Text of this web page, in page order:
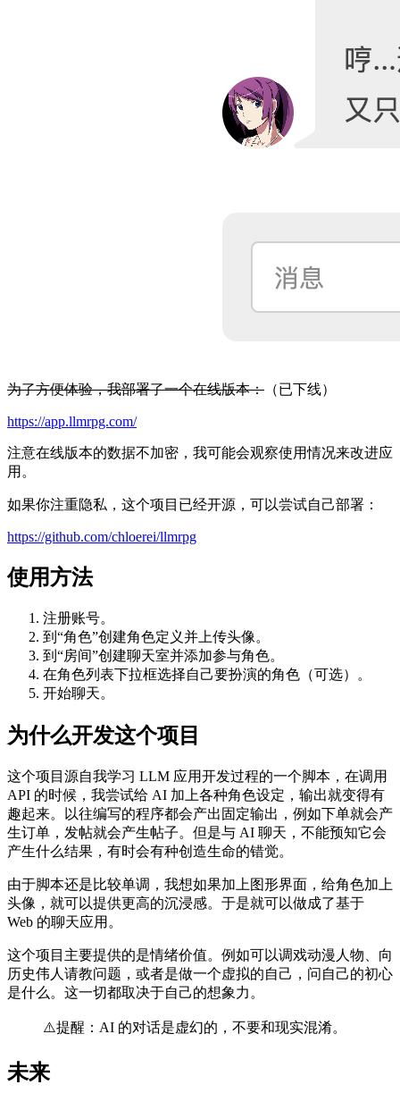
为了方便体验，我部署了一个在线版本： （已下线）
https://app.llmrpg.com/
注意在线版本的数据不加密，我可能会观察使用情况来改进应
用。
如果你注重隐私，这个项目已经开源，可以尝试自己部署：
https://github.com/chloerei/llmrpg
使用方法
注册账号。
到“角色”创建角色定义并上传头像。
到“房间”创建聊天室并添加参与角色。
在角色列表下拉框选择自己要扮演的角色（可选）。
开始聊天。
为什么开发这个项目
这个项目源自我学习 LLM 应用开发过程的一个脚本，在调用
API 的时候，我尝试给 AI 加上各种角色设定，输出就变得有
趣起来。以往编写的程序都会产出固定输出，例如下单就会产
生订单，发帖就会产生帖子。但是与 AI 聊天，不能预知它会
产生什么结果，有时会有种创造生命的错觉。
由于脚本还是比较单调，我想如果加上图形界面，给角色加上
头像，就可以提供更高的沉浸感。于是就可以做成了基于
Web 的聊天应用。
这个项目主要提供的是情绪价值。例如可以调戏动漫人物、向
历史伟人请教问题，或者是做一个虚拟的自己，问自己的初心
是什么。这一切都取决于自己的想象力。
⚠️提醒：AI 的对话是虚幻的，不要和现实混淆。
未来